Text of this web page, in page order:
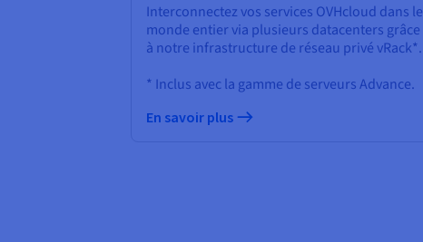
Interconnectez vos services OVHcloud dans le
monde entier via plusieurs datacenters grâce
à notre infrastructure de réseau privé vRack*.
* Inclus avec la gamme de serveurs Advance.
En savoir plus